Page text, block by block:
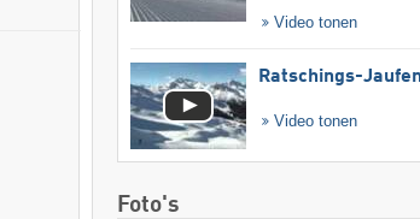
Video tonen
Ratschings-Jaufen
Video tonen
Foto's